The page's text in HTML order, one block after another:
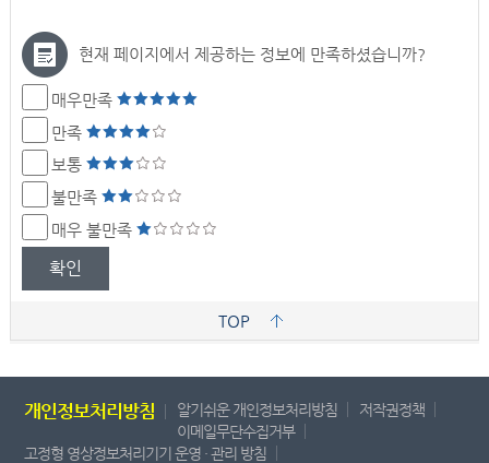
현재 페이지에서 제공하는 정보에 만족하셨습니까?
매우만족
만족
보통
불만족
매우 불만족
확인
TOP
개인정보처리방침 알기쉬운 개인정보처리방침
저작권정책
이메일무단수집거부
고정형 영상정보처리기기 운영 · 관리 방침